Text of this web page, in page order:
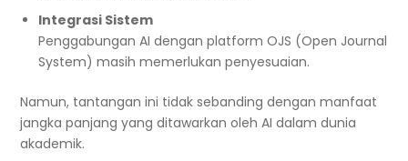
Integrasi Sistem
Penggabungan AI dengan platform OJS (Open Journal
System) masih memerlukan penyesuaian.
Namun, tantangan ini tidak sebanding dengan manfaat
jangka panjang yang ditawarkan oleh AI dalam dunia
akademik.